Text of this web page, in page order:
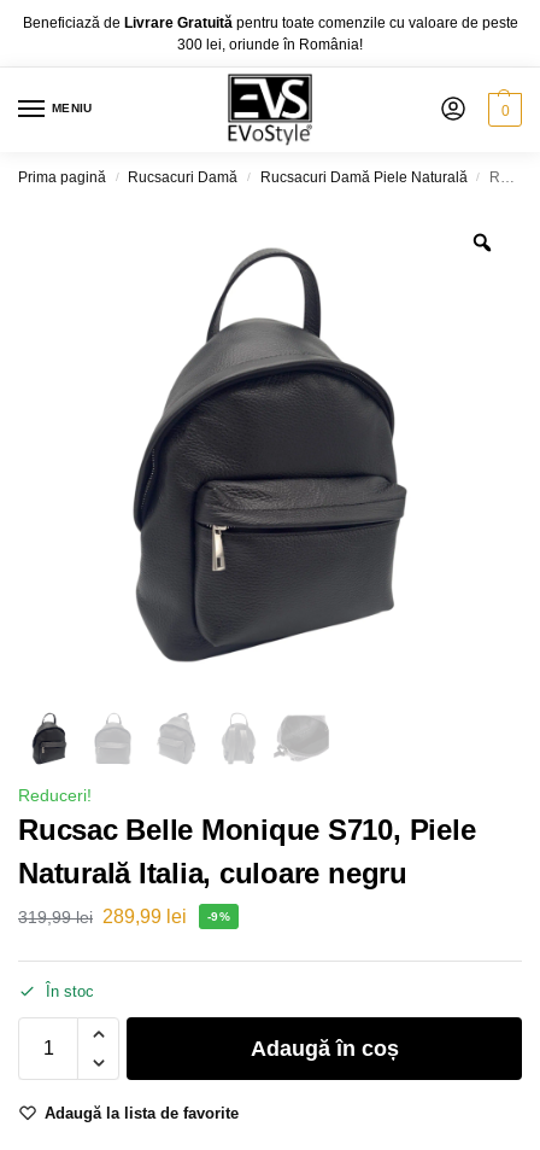
Beneficiază de Livrare Gratuită pentru toate comenzile cu valoare de peste
300 lei, oriunde în România!
MENIU 0
Prima pagină / Rucsacuri Damă / Rucsacuri Damă Piele Naturală / Rucsac Belle Monique S710, Piele Naturală Italia, culoare negru
Reduceri!
Rucsac Belle Monique S710, Piele
Naturală Italia, culoare negru
319,99lei 289,99 lei -9%
În stoc
Adaugă în coș
Adaugă la lista de favorite